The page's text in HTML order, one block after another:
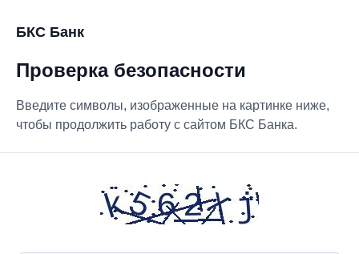
БКС Банк
Проверка безопасности
Введите символы, изображенные на картинке ниже,
чтобы продолжить работу с сайтом БКС Банка.